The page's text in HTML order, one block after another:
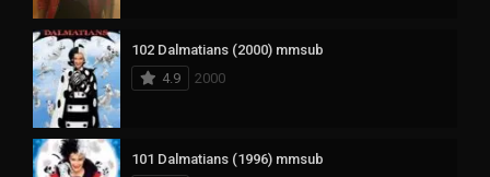
102 Dalmatians (2000) mmsub
4.9
2000
101 Dalmatians (1996) mmsub